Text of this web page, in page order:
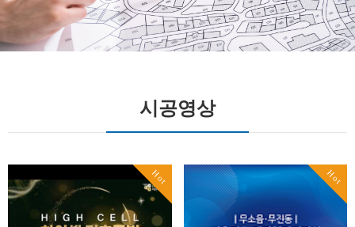
시공영상
Hot Hot